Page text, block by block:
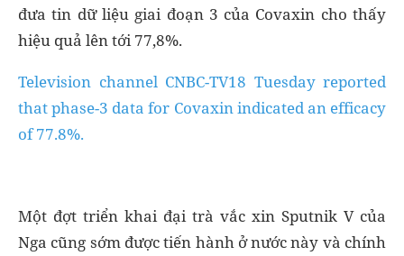
đưa tin dữ liệu giai đoạn 3 của Covaxin cho thấy
hiệu quả lên tới 77,8%.
Television channel CNBC-TV18 Tuesday reported
that phase-3 data for Covaxin indicated an efficacy
of 77.8%.
Một đợt triển khai đại trà vắc xin Sputnik V của
Nga cũng sớm được tiến hành ở nước này và chính